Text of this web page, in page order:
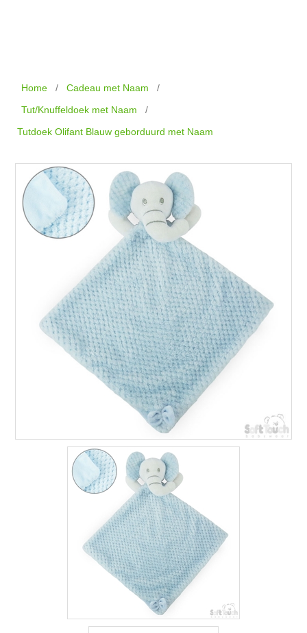
Home / Cadeau met Naam
/
Tut/Knuffeldoek met Naam
/
Tutdoek Olifant Blauw geborduurd met Naam